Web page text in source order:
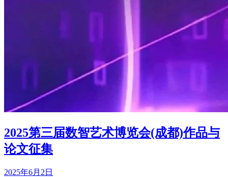
2025第三届数智艺术博览会(成都)作品与
论文征集
2025年6月2日